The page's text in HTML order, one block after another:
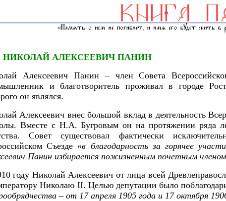
НИКОЛАЙ АЛЕКСЕЕВИЧ ПАНИН
Алексеевич Панин – член Совета
и благотворитель проживал в городе
он являлся.
Алексеевич внес большой вклад в деятельность
Вместе с Н.А. Бугровым он на протяжении ряда
Совет существовал фактически
Съезде «в благодарность за горячее
Панин избирается пожизненным почетным
году Николай Алексеевич от лица всей
Николаю II. Целью депутации было
– от 17 апреля 1905 года и 17 октября